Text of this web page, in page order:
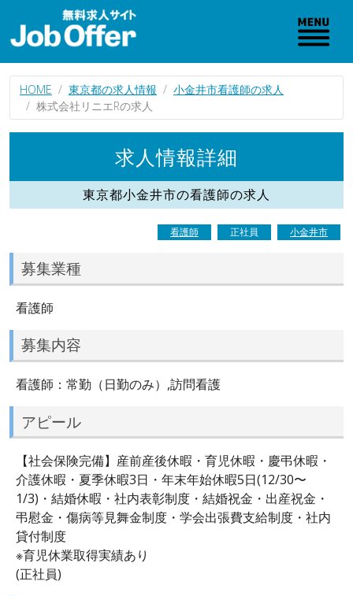
HOME 東京都の求人情報
小金井市看護師の求人
株式会社リニエRの求人
求人情報詳細
東京都小金井市の看護師の求人
看護師 正社員 小金井市
募集業種
看護師
募集内容
看護師：常勤（日勤のみ）,訪問看護
アピール
【社会保険完備】産前産後休暇・育児休暇・慶弔休暇・
介護休暇・夏季休暇3日・年末年始休暇5日(12/30〜
1/3)・結婚休暇・社内表彰制度・結婚祝金・出産祝金・
弔慰金・傷病等見舞金制度・学会出張費支給制度・社内
貸付制度
※育児休業取得実績あり
(正社員)